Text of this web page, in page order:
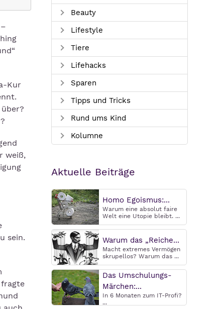
Kur
weiß,
sein.
fragte
Beauty
Lifestyle
Tiere
Lifehacks
Sparen
Tipps und Tricks
Rund ums Kind
Kolumne
Aktuelle Beiträge
Homo Egoismus:...
Warum eine absolut faire
Welt eine Utopie bleibt. ...
Warum das „Reiche...
Macht extremes Vermögen
skrupellos? Warum das ...
Das Umschulungs-
Märchen:...
In 6 Monaten zum IT-Profi?
...